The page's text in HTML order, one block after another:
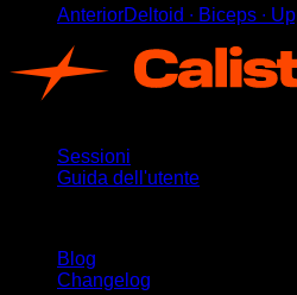
AnteriorDeltoid ∙ Biceps ∙
Sessioni
Guida dell'utente
Blog
Changelog